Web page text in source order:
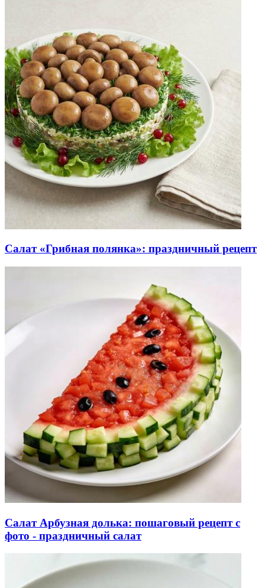
Салат «Грибная полянка»: праздничный рецепт
Салат Арбузная долька: пошаговый рецепт с
фото - праздничный салат